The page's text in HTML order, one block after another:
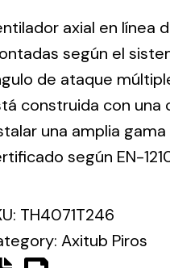
Ventilation
The
incorporation of
Novovent into
offer of
ventilation
products for
axial en línea
según el
de ataque
construida con una
una amplia
según EN-
TH4071T246
Axitub Piros